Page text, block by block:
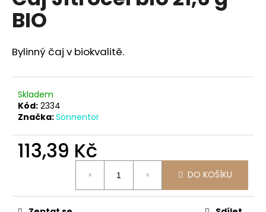
0,0
hvězdiček.
BIO
Bylinný čaj v biokvalitě.
Skladem
Kód: 2334
Značka:Sonnentor
113,39 Kč
DO KOŠÍKU
a
j
í
t
?
HLEDAT